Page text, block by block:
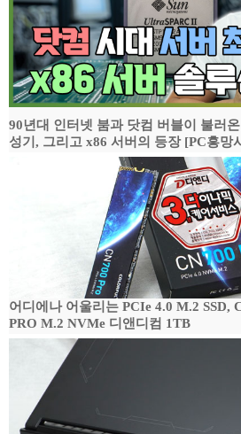
90년대 인터넷 붐과 닷컴 버블이 불러
성기, 그리고 x86 서버의 등장 [PC흥망
어디에나 어울리는 PCIe 4.0 M.2 SSD,
PRO M.2 NVMe 디앤디컴 1TB